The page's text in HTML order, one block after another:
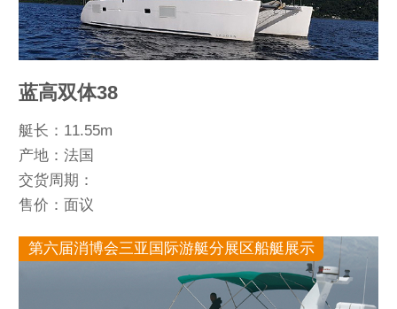
蓝高双体38
艇长：11.55m
产地：法国
交货周期：
售价：面议
第六届消博会三亚国际游艇分展区船艇展示